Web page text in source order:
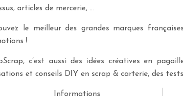
articles de mercerie, …
le meilleur des grandes marques
!
c’est aussi des idées créatives en
et conseils DIY en scrap & carterie, des
Informations